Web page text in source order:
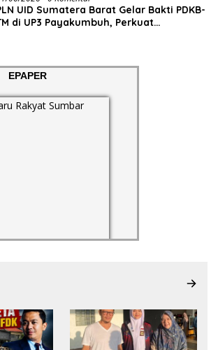
UID Sumatera Barat Gelar Bakti PDKB-
di UP3 Payakumbuh, Perkuat
EPAPER